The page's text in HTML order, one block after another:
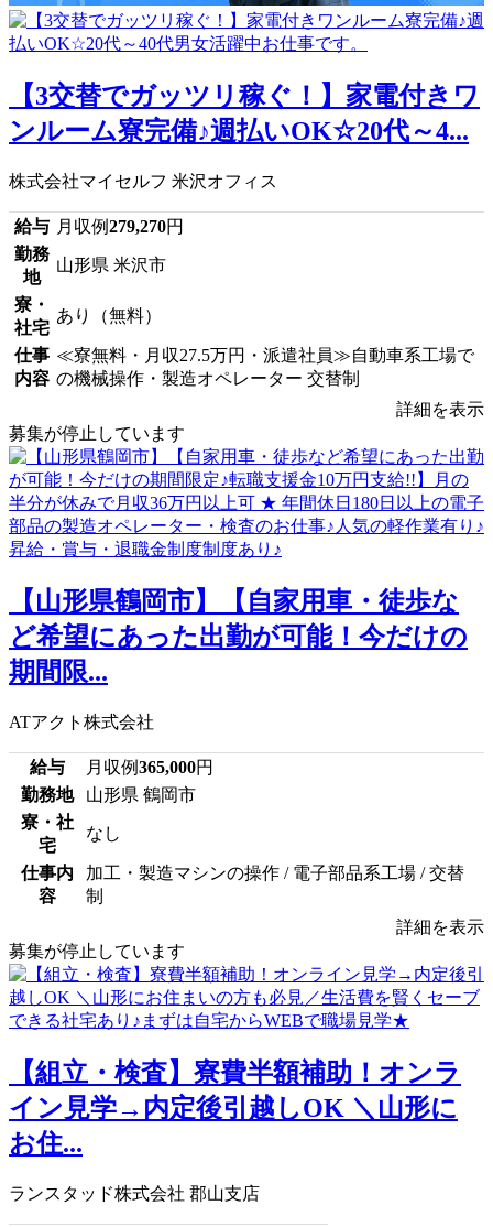
【3交替でガッツリ稼ぐ！】家電付きワ
ンルーム寮完備♪週払いOK☆20代～4...
株式会社マイセルフ 米沢オフィス
給与 月収例279,270円
勤務
地
山形県 米沢市
寮・
社宅
あり（無料）
仕事
内容
≪寮無料・月収27.5万円・派遣社員≫自動車系工場で
の機械操作・製造オペレーター 交替制
詳細を表示
募集が停止しています
【山形県鶴岡市】【自家用車・徒歩な
ど希望にあった出勤が可能！今だけの
期間限...
ATアクト株式会社
給与 月収例365,000円
勤務地
山形県 鶴岡市
寮・社
宅
なし
仕事内
容
加工・製造マシンの操作 / 電子部品系工場 / 交替
制
詳細を表示
募集が停止しています
【組立・検査】寮費半額補助！オンラ
イン見学→内定後引越しOK ＼山形に
お住...
ランスタッド株式会社 郡山支店